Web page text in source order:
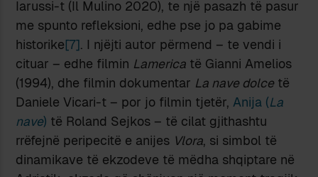
Iarussi-t (Il Mulino 2020), te një pasazh të pasur
me spunto refleksioni, edhe pse jo pa gabime
historike[7]. I njëjti autor përmend – te vendi i
cituar – edhe filmin Lamerica të Gianni Amelios
(1994), dhe filmin dokumentar La nave dolce të
Daniele Vicari-t – por jo filmin tjetër,Anija (La
nave) të Roland Sejkos – të cilat gjithashtu
rrëfejnë peripecitë e anijes Vlora, si simbol të
dinamikave të ekzodeve të mëdha shqiptare në